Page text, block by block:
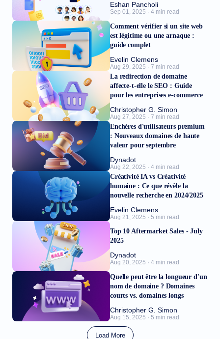
Eshan Pancholi
Sep 01, 2025 · 4 min read
Comment vérifier si un site web
est légitime ou une arnaque :
guide complet
Evelin Clemens
Aug 29, 2025 · 7 min read
La redirection de domaine
affecte-t-elle le SEO : Guide
pour les entreprises e-commerce
Christopher G. Simon
Aug 27, 2025 · 7 min read
Enchères d'utilisateurs premium
: Nouveaux domaines de haute
valeur pour septembre
Dynadot
Aug 22, 2025 · 4 min read
Créativité IA vs Créativité
humaine : Ce que révèle la
nouvelle recherche en 2024/2025
Evelin Clemens
Aug 21, 2025 · 5 min read
Top 10 Aftermarket Sales - July
2025
Dynadot
Aug 20, 2025 · 4 min read
Quelle peut être la longueur d'un
nom de domaine ? Domaines
courts vs. domaines longs
Christopher G. Simon
Aug 15, 2025 · 5 min read
Load More